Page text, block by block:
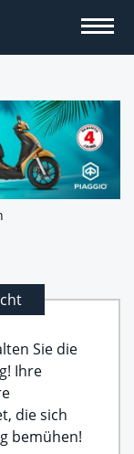
Sie die
Ihre
die sich
bemühen!